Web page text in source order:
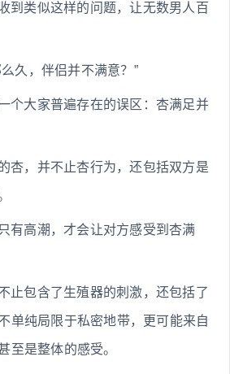
到类似这样的问题，让无数男人百
久，伴侣并不满意？”
个大家普遍存在的误区：杏满足并
杏，并不止杏行为，还包括双方是
有高潮，才会让对方感受到杏满
止包含了生殖器的刺激，还包括了
单纯局限于私密地带，更可能来自
至是整体的感受。